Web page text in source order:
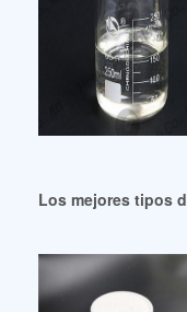
Los mejores tipos